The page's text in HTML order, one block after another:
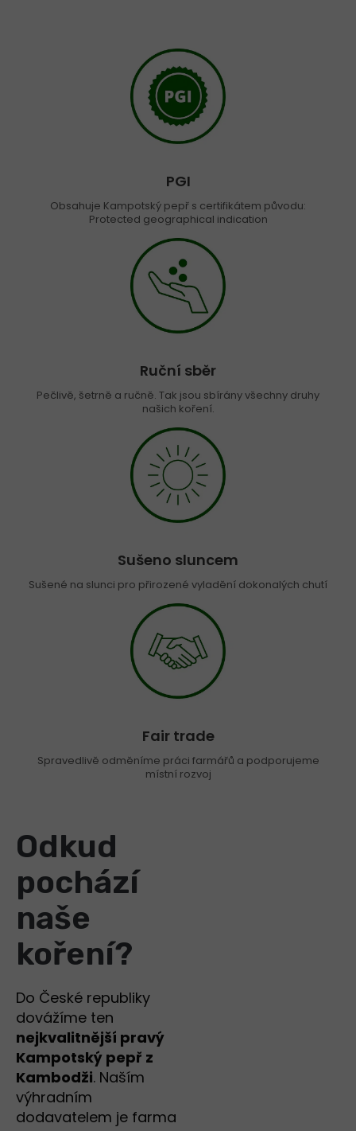
PGI
Obsahuje Kampotský pepř s certifikátem původu:
Protected geographical indication
Ruční sběr
Pečlivě, šetrně a ručně. Tak jsou sbírány všechny druhy
našich koření.
Sušeno sluncem
Sušené na slunci pro přirozené vyladění dokonalých chutí
Fair trade
Spravedlivě odměníme práci farmářů a podporujeme
místní rozvoj
Odkud
pochází
naše
koření?
Do České republiky
dovážíme ten
nejkvalitnější pravý
Kampotský pepř z
Kambodži. Naším
výhradním
dodavatelem je farma